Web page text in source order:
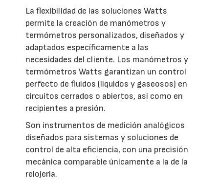
La flexibilidad de las soluciones Watts
permite la creación de manómetros y
termómetros personalizados, diseñados y
adaptados específicamente a las
necesidades del cliente. Los manómetros y
termómetros Watts garantizan un control
perfecto de fluidos (líquidos y gaseosos) en
circuitos cerrados o abiertos, así como en
recipientes a presión.
Son instrumentos de medición analógicos
diseñados para sistemas y soluciones de
control de alta eficiencia, con una precisión
mecánica comparable únicamente a la de la
relojería.